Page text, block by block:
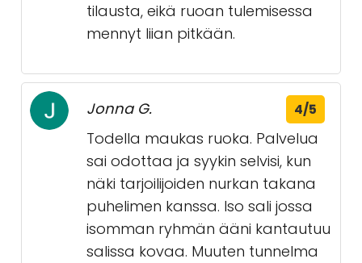
tilausta, eikä ruoan tulemisessa
mennyt liian pitkään.
Jonna G. 4/5
Todella maukas ruoka. Palvelua
sai odottaa ja syykin selvisi, kun
näki tarjoilijoiden nurkan takana
puhelimen kanssa. Iso sali jossa
isomman ryhmän ääni kantautuu
salissa kovaa. Muuten tunnelma